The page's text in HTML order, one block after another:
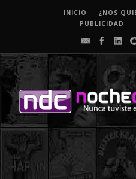
INICIO
¿NOS
PUBLICIDAD